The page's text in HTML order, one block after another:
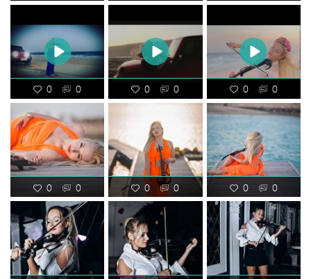
0 0 0 0 0 0
0 0 0 0 0 0